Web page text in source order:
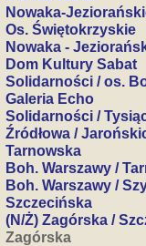
Nowaka-
Os. Świętokrzyskie
Nowaka -
Dom Kultury Sabat
Solidarności / os.
Galeria Echo
Solidarności /
Źródłowa /
Tarnowska
Boh. Warszawy /
Boh. Warszawy /
Szczecińska
(N/Ż) Zagórska /
Zagórska